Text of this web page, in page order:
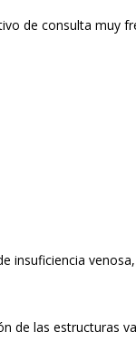
de consulta muy
insuficiencia
de las estructuras